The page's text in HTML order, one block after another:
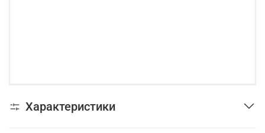
Характеристики